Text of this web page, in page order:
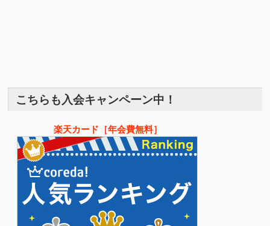
こちらも入会キャンペーン中！
楽天カード［年会費無料］